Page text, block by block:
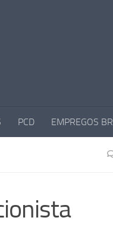
PCD EMPREGOS BR